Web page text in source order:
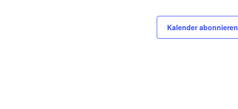
Kalender abonnieren